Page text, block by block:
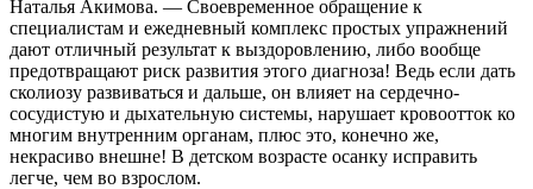
Наталья Акимова. — Своевременное обращение к
специалистам и ежедневный комплекс простых упражнений
дают отличный результат к выздоровлению, либо вообще
предотвращают риск развития этого диагноза! Ведь если дать
сколиозу развиваться и дальше, он влияет на сердечно-
сосудистую и дыхательную системы, нарушает кровоотток ко
многим внутренним органам, плюс это, конечно же,
некрасиво внешне! В детском возрасте осанку исправить
легче, чем во взрослом.